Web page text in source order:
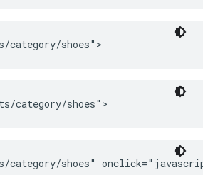
category/shoes">
category/shoes">
category/shoes"